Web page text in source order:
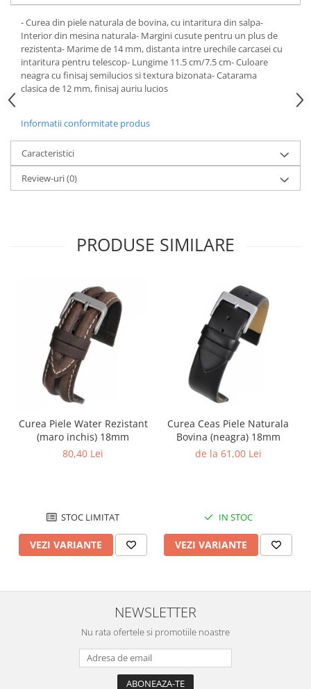
- Curea din piele naturala de bovina, cu intaritura din salpa-
Interior din mesina naturala- Margini cusute pentru un plus de
rezistenta- Marime de 14 mm, distanta intre urechile carcasei cu
intaritura pentru telescop- Lungime 11.5 cm/7.5 cm- Culoare
neagra cu finisaj semilucios si textura bizonata- Catarama
clasica de 12 mm, finisaj auriu lucios
Informatii conformitate produs
Caracteristici
Review-uri(0)
PRODUSE SIMILARE
Curea Piele Water Rezistant
(maro inchis) 18mm
80,40 Lei
STOC LIMITAT
VEZI VARIANTE
Curea Ceas Piele Naturala
Bovina (neagra) 18mm
de la 61,00 Lei
IN STOC
VEZI VARIANTE
NEWSLETTER
Nu rata ofertele si promotiile noastre